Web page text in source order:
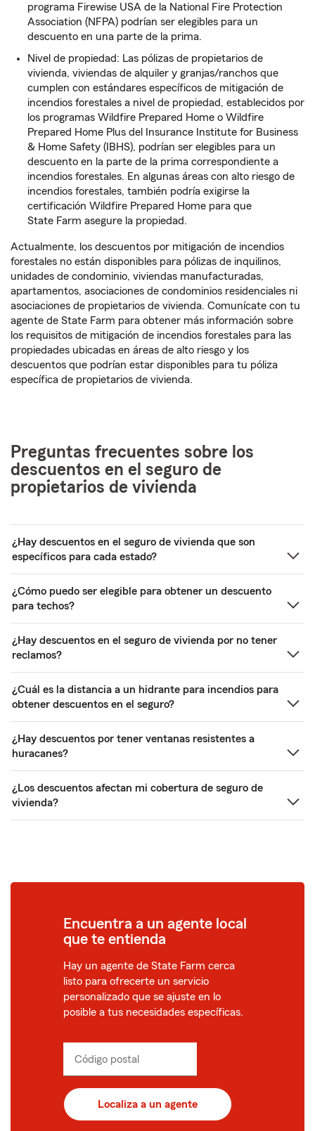
programa Firewise USA de la National Fire Protection
Association (NFPA) podrían ser elegibles para un
descuento en una parte de la prima.
Nivel de propiedad: Las pólizas de propietarios de
vivienda, viviendas de alquiler y granjas/ranchos que
cumplen con estándares específicos de mitigación de
incendios forestales a nivel de propiedad, establecidos por
los programas Wildfire Prepared Home o Wildfire
Prepared Home Plus del Insurance Institute for Business
& Home Safety (IBHS), podrían ser elegibles para un
descuento en la parte de la prima correspondiente a
incendios forestales. En algunas áreas con alto riesgo de
incendios forestales, también podría exigirse la
certificación Wildfire Prepared Home para que
State Farm asegure la propiedad.
Actualmente, los descuentos por mitigación de incendios
forestales no están disponibles para pólizas de inquilinos,
unidades de condominio, viviendas manufacturadas,
apartamentos, asociaciones de condominios residenciales ni
asociaciones de propietarios de vivienda. Comunícate con tu
agente de State Farm para obtener más información sobre
los requisitos de mitigación de incendios forestales para las
propiedades ubicadas en áreas de alto riesgo y los
descuentos que podrían estar disponibles para tu póliza
específica de propietarios de vivienda.
Preguntas frecuentes sobre los
descuentos en el seguro de
propietarios de vivienda
¿Hay descuentos en el seguro de vivienda que son
específicos para cada estado?
¿Cómo puedo ser elegible para obtener un descuento
para techos?
¿Hay descuentos en el seguro de vivienda por no tener
reclamos?
¿Cuál es la distancia a un hidrante para incendios para
obtener descuentos en el seguro?
¿Hay descuentos por tener ventanas resistentes a
huracanes?
¿Los descuentos afectan mi cobertura de seguro de
vivienda?
Encuentra a un agente local
que te entienda
Hay un agente de State Farm cerca
listo para ofrecerte un servicio
personalizado que se ajuste en lo
posible a tus necesidades específicas.
Código postal
de
5
_____
Localiza a un agente